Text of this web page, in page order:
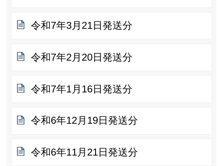
令和7年3月21日発送分
令和7年2月20日発送分
令和7年1月16日発送分
令和6年12月19日発送分
令和6年11月21日発送分